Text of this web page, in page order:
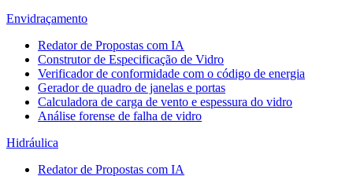
Envidraçamento
Redator de Propostas com IA
Construtor de Especificação de Vidro
Verificador de conformidade com o código de energia
Gerador de quadro de janelas e portas
Calculadora de carga de vento e espessura do vidro
Análise forense de falha de vidro
Hidráulica
Redator de Propostas com IA